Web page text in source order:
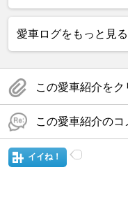
愛車ログをもっと見る
この愛車紹介を
この愛車紹介のコ
イイね！